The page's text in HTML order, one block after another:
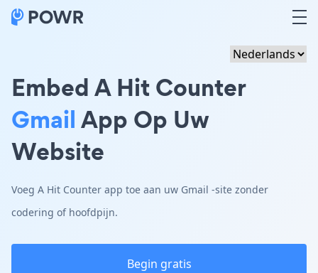
Embed A Hit Counter
GmailApp Op Uw
Website
Voeg A Hit Counter app toe aan uw Gmail -site zonder
codering of hoofdpijn.
Begin gratis